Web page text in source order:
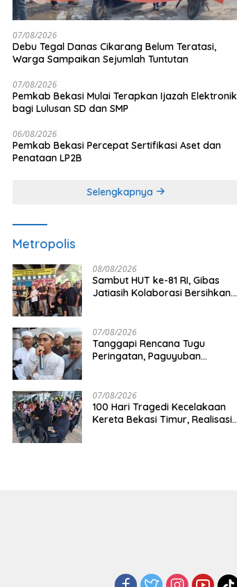
07/08/2026
Debu Tegal Danas Cikarang Belum Teratasi,
Warga Sampaikan Sejumlah Tuntutan
07/08/2026
Pemkab Bekasi Mulai Terapkan Ijazah Elektronik
bagi Lulusan SD dan SMP
06/08/2026
Pemkab Bekasi Percepat Sertifikasi Aset dan
Penataan LP2B
Selengkapnya
Metropolis
08/08/2026
Sambut HUT ke-81 RI, Gibas
Jatiasih Kolaborasi Bersihkan
07/08/2026
Tanggapi Rencana Tugu
Peringatan, Paguyuban
Perbaikan Sistem Keselamatan
Lebih Dulu
07/08/2026
100 Hari Tragedi Kecelakaan
Kereta Bekasi Timur, Realisasi